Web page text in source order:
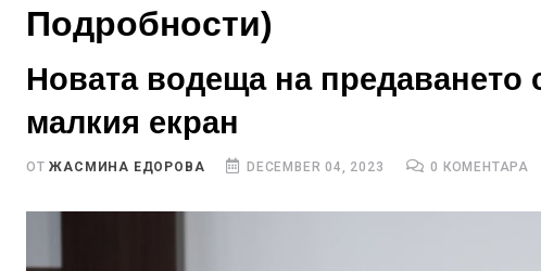
Подробности)
Новата водеща на предаването
малкия екран
ОТЖАСМИНА ЕДОРОВА DECEMBER 04, 2023 0 КОМЕНТАРА